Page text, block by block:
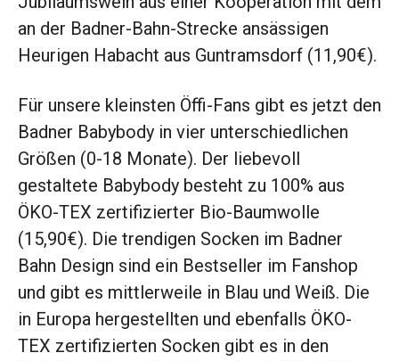
an der Badner-Bahn-Strecke ansässigen
Heurigen Habacht aus Guntramsdorf (11,90€).
Für unsere kleinsten Öffi-Fans gibt es jetzt den
Badner Babybody in vier unterschiedlichen
Größen (0-18 Monate). Der liebevoll
gestaltete Babybody besteht zu 100% aus
ÖKO-TEX zertifizierter Bio-Baumwolle
(15,90€). Die trendigen Socken im Badner
Bahn Design sind ein Bestseller im Fanshop
und gibt es mittlerweile in Blau und Weiß. Die
in Europa hergestellten und ebenfalls ÖKO-
TEX zertifizierten Socken gibt es in den